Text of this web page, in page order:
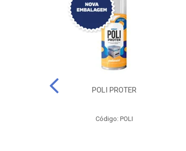
POLI PROTER
Código: POLI